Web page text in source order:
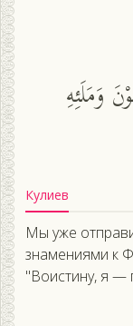
وَمَلَئِهِ
Кулиев
Мы уже
знамениями к
"Воистину, я —